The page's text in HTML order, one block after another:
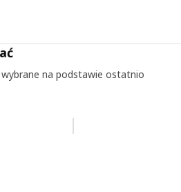
na podstawie ostatnio